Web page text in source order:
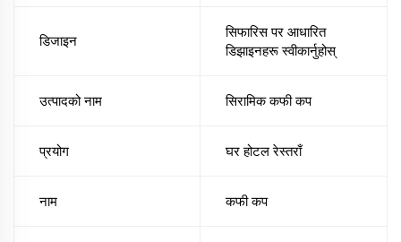
डिजाइन
सिफारिस पर आधारित
डिझाइनहरू स्वीकार्नुहोस्
उत्पादको नाम सिरामिक कफी कप
प्रयोग घर होटल रेस्तराँ
नाम कफी कप